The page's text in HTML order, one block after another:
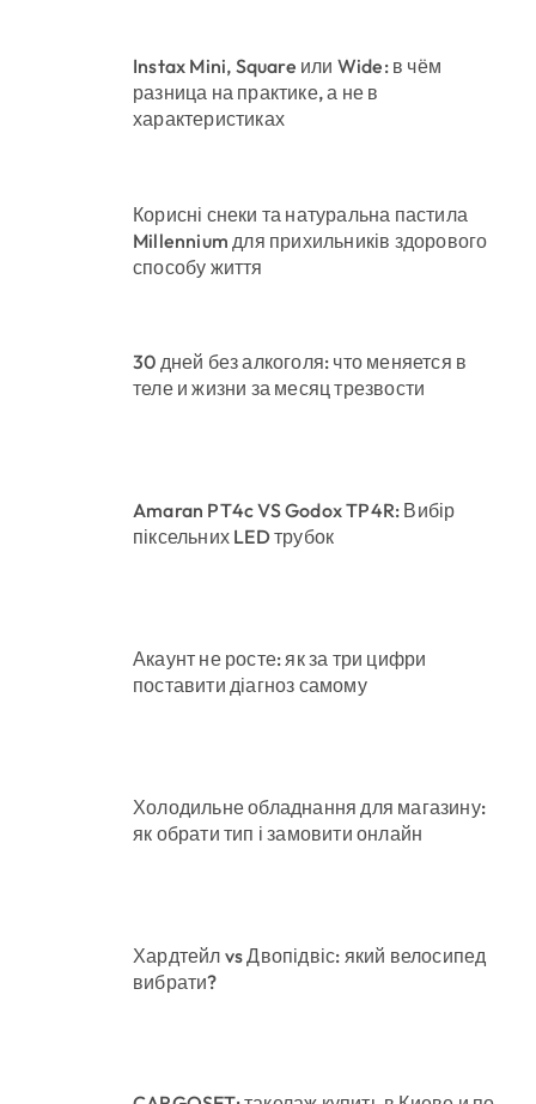
Instax Mini, Square или Wide: в чём
разница на практике, а не в
характеристиках
Корисні снеки та натуральна пастила
Millennium для прихильників здорового
способу життя
30 дней без алкоголя: что меняется в
теле и жизни за месяц трезвости
Amaran PT4c VS Godox TP4R: Вибір
піксельних LED трубок
Акаунт не росте: як за три цифри
поставити діагноз самому
Холодильне обладнання для магазину:
як обрати тип і замовити онлайн
Хардтейл vs Двопідвіс: який велосипед
вибрати?